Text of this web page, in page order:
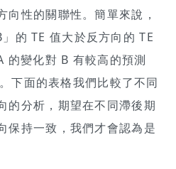
向性的關聯性。簡單來說，
的 TE 值大於反方向的 TE
的變化對 B 有較高的預測
下面的表格我們比較了不同
的分析，期望在不同滯後期
保持一致，我們才會認為是